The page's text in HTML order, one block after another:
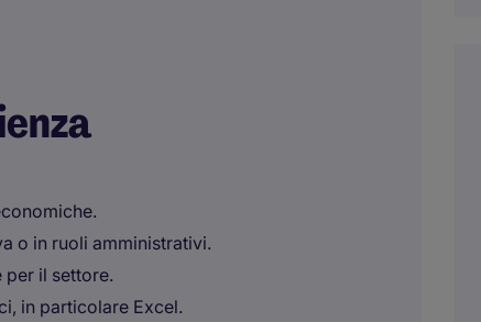
o in ruoli amministrativi.
per il settore.
in particolare Excel.